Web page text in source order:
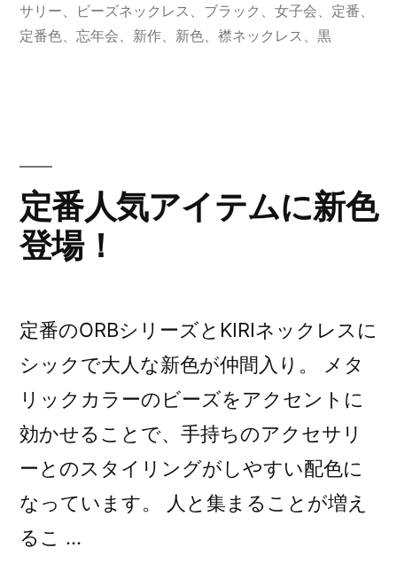
ス
色
が
登
”
の
ー:
サリー、 ビーズネックレス 、 ブラック 、 女子会、 定番、
定番色、 忘年会、 新作、 新色、 襟ネックレス 、 黒
定番人気アイテムに新色
登場！
定番のORBシリーズとKIRIネックレスに
シックで大人な新色が仲間入り。 メタ
リックカラーのビーズをアクセントに
効かせることで、手持ちのアクセサリ
ーとのスタイリングがしやすい配色に
なっています。 人と集まることが増え
るこ …